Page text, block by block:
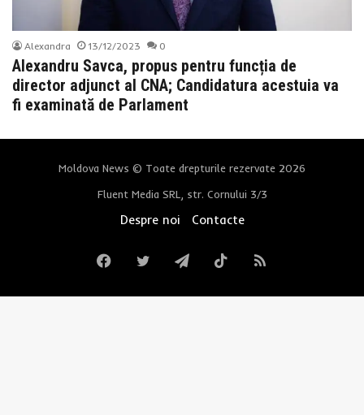
Alexandra 13/12/2023 0
Alexandru Savca, propus pentru funcția de
director adjunct al CNA; Candidatura acestuia va
fi examinată de Parlament
Moldova News © Toate drepturile rezervate 2026
Fluent Media SRL, str. Cornului 3/3
Despre noi Contacte
FacebookTwitterTelegramTikTokRSS